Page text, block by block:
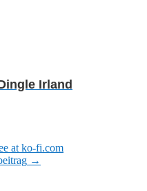
Irland
→